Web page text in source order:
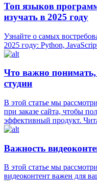
Топ языков
изучать в 2025 году
Узнайте о самых
2025 году: Python,
Что важно понимать,
студии
В этой статье мы
при заказе сайта, чтобы
эффективный продукт.
Важность
В этой статье мы
видеоконтент важен для